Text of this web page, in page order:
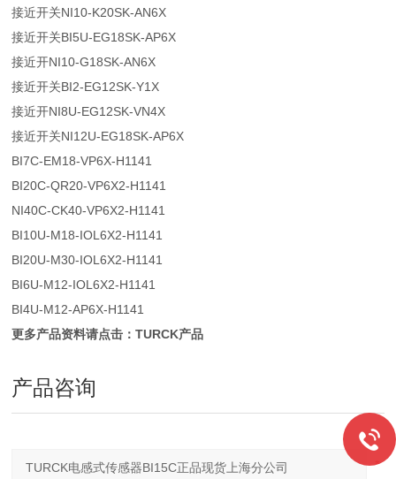
接近开关NI10-K20SK-AN6X
接近开关BI5U-EG18SK-AP6X
接近开NI10-G18SK-AN6X
接近开关BI2-EG12SK-Y1X
接近开NI8U-EG12SK-VN4X
接近开关NI12U-EG18SK-AP6X
BI7C-EM18-VP6X-H1141
BI20C-QR20-VP6X2-H1141
NI40C-CK40-VP6X2-H1141
BI10U-M18-IOL6X2-H1141
BI20U-M30-IOL6X2-H1141
BI6U-M12-IOL6X2-H1141
BI4U-M12-AP6X-H1141
更多产品资料请点击：TURCK产品
产品咨询